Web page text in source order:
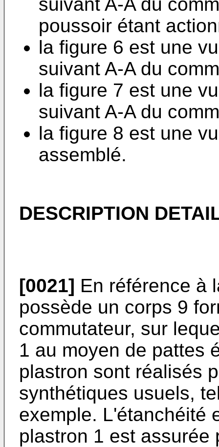
poussoir étant
la figure 6 est une
suivant A-A du
la figure 7 est une
suivant A-A du
la figure 8 est une
assemblé.
DESCRIPTION
[0021] En référence à
possède un corps 9
commutateur, sur
1 au moyen de pattes
plastron sont réalisés
synthétiques usuels,
exemple. L'étanchéité
plastron 1 est assurée